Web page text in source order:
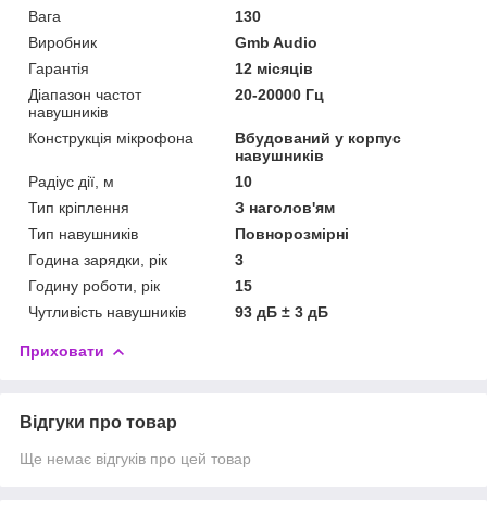
Вага
130
Виробник
Gmb Audio
Гарантія
12 місяців
Діапазон частот
навушників
20-20000 Гц
Конструкція мікрофона
Вбудований у корпус
навушників
Радіус дії, м
10
Тип кріплення
З наголов'ям
Тип навушників
Повнорозмірні
Година зарядки, рік
3
Годину роботи, рік
15
Чутливість навушників
93 дБ ± 3 дБ
Приховати
Відгуки про товар
Ще немає відгуків про цей товар